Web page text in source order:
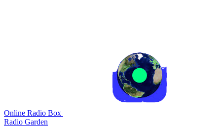
Online Radio Box
Radio Garden